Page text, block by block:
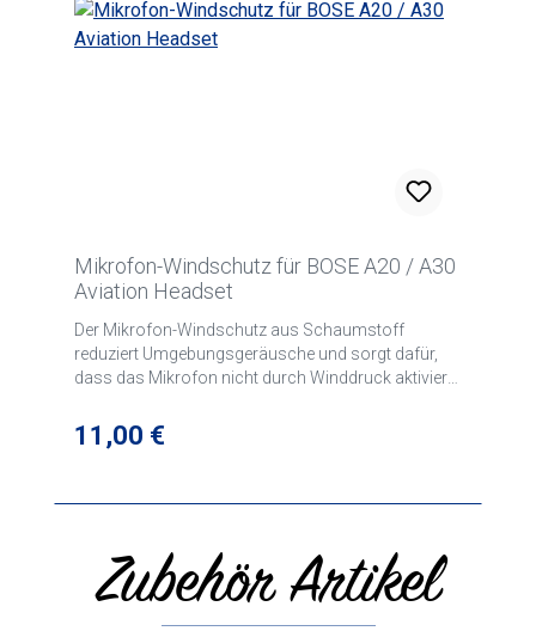
Mikrofon-Windschutz für BOSE A20 / A30
Aviation Headset
Der Mikrofon-Windschutz aus Schaumstoff
reduziert Umgebungsgeräusche und sorgt dafür,
dass das Mikrofon nicht durch Winddruck aktiviert
über das Headset-Mikrofon ziehen und dank
integrierter Haken am Mikrofon
Regulärer Preis:
11,00 €
Produktgalerie überspringen
Zubehör Artikel